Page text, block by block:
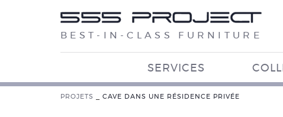
BEST-IN-CLASS FURNITURE
SERVICES
PROJETS CAVE DANS UNE RÉSIDENCE PRIVÉE